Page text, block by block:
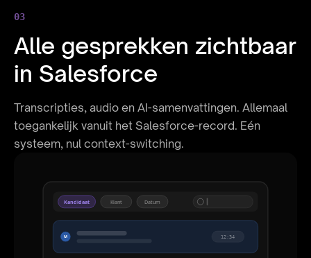
Kandidaat Klant Datum
M 12:34
03
Alle gesprekken zichtbaar
in Salesforce
Transcripties, audio en AI-samenvattingen. Allemaal
toegankelijk vanuit het Salesforce-record. Eén
systeem, nul context-switching.